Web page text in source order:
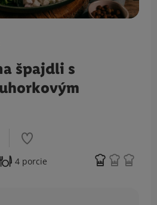
špajdli s
4 porcie